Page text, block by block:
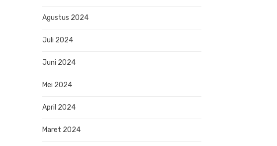
Agustus 2024
Juli 2024
Juni 2024
Mei 2024
April 2024
Maret 2024